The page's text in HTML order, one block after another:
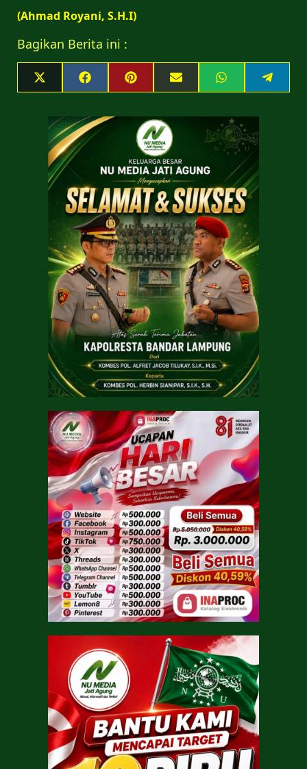
(Ahmad Royani, S.H.I)
Bagikan Berita ini :